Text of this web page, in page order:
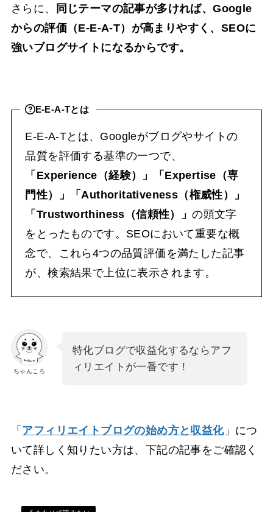
さらに、
同じテーマの記事が多ければ、Google
からの評価（E-E-A-T）が高まりやすく、SEOに
強いブログサイトになるからです。
E-E-A-Tとは
E-E-A-Tとは、Googleがブログやサイトの
品質を評価する基準の一つで、
「Experience（経験）」「Expertise（専
門性）」「Authoritativeness（権威性）」
「Trustworthiness（信頼性）」の頭文字
をとったものです。SEOにおいて重要な概
念で、これら4つの品質評価を満たした記事
が、検索結果で上位に表示されます。
ちゃんころ
特化ブログで収益化するならアフ
ィリエイトが一番です！
「 アフィリエイトブログの始め方と収益化」につ
いて詳しく知りたい方は、下記の記事をご確認く
ださい。